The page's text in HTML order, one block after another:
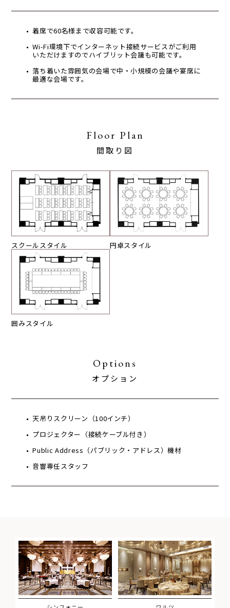
着席で60名様まで収容可能です。
Wi-Fi環境下でインターネット接続サービスがご利用
いただけますのでハイブリット会議も可能です。
落ち着いた雰囲気の会場で中・小規模の会議や宴席に
最適な会場です。
Floor Plan
間取り図
スクールスタイル 円卓スタイル
囲みスタイル
Options
オプション
天吊りスクリーン（100インチ）
プロジェクター（接続ケーブル付き）
Public Address（パブリック・アドレス）機材
音響専任スタッフ